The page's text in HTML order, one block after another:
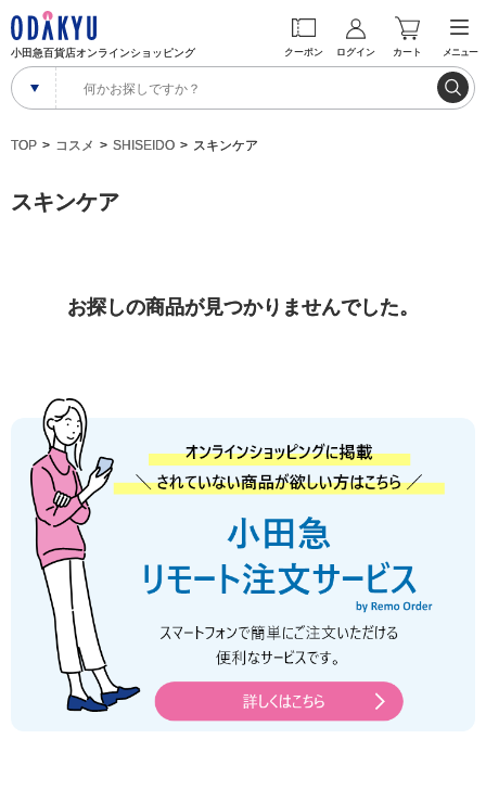
小田急百貨店オンラインショッピング クーポン ログイン カート メニュー
TOP コスメ SHISEIDO スキンケア
スキンケア
お探しの商品が見つかりませんでした。